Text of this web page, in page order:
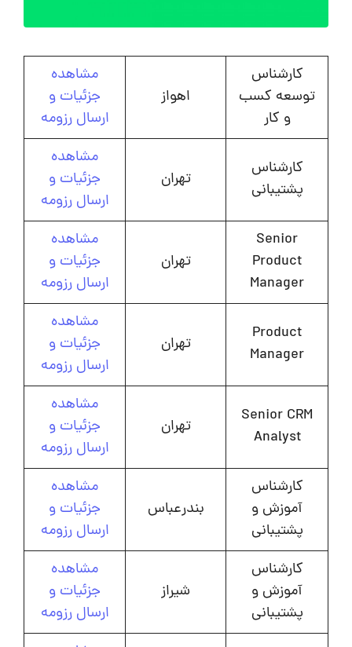
کارشناس
توسعه کسب
و کار
اهواز
مشاهده
جزئیات و
ارسال رزومه
کارشناس
پشتیبانی
تهران
مشاهده
جزئیات و
ارسال رزومه
Senior
Product
Manager
تهران
مشاهده
جزئیات و
ارسال رزومه
Product
Manager
تهران
مشاهده
جزئیات و
ارسال رزومه
Senior CRM
Analyst
تهران
مشاهده
جزئیات و
ارسال رزومه
کارشناس
آموزش و
پشتیبانی
بندرعباس
مشاهده
جزئیات و
ارسال رزومه
کارشناس
آموزش و
پشتیبانی
شیراز
مشاهده
جزئیات و
ارسال رزومه